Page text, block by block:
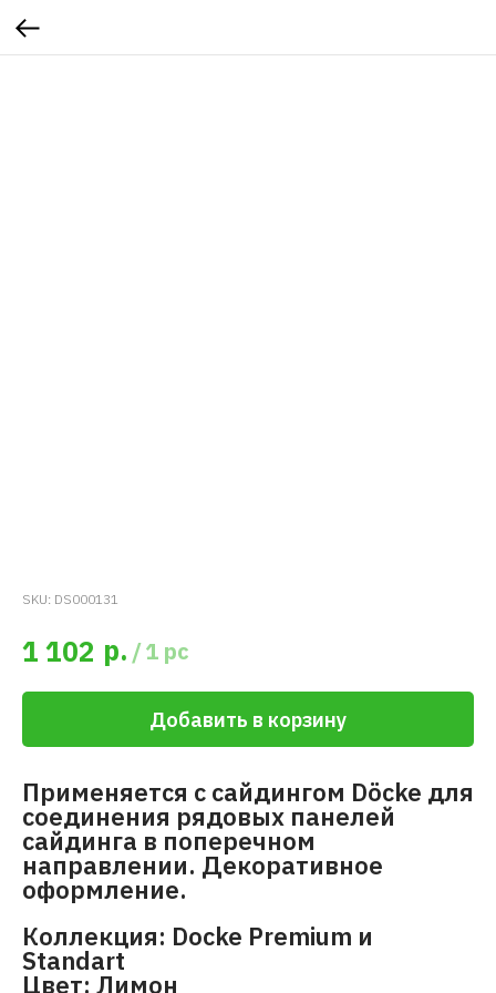
SKU: DS000131
1 102 р. /1 pc
Добавить в корзину
Применяется с сайдингом Döcke для
соединения рядовых панелей
сайдинга в поперечном
направлении. Декоративное
оформление.
Коллекция: Docke Premium и
Standart
Цвет: Лимон